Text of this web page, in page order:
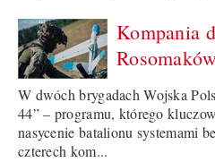
Kompania
W dwóch brygadach Wojska
44” – programu, którego
nasycenie batalionu systemami
czterech kom...